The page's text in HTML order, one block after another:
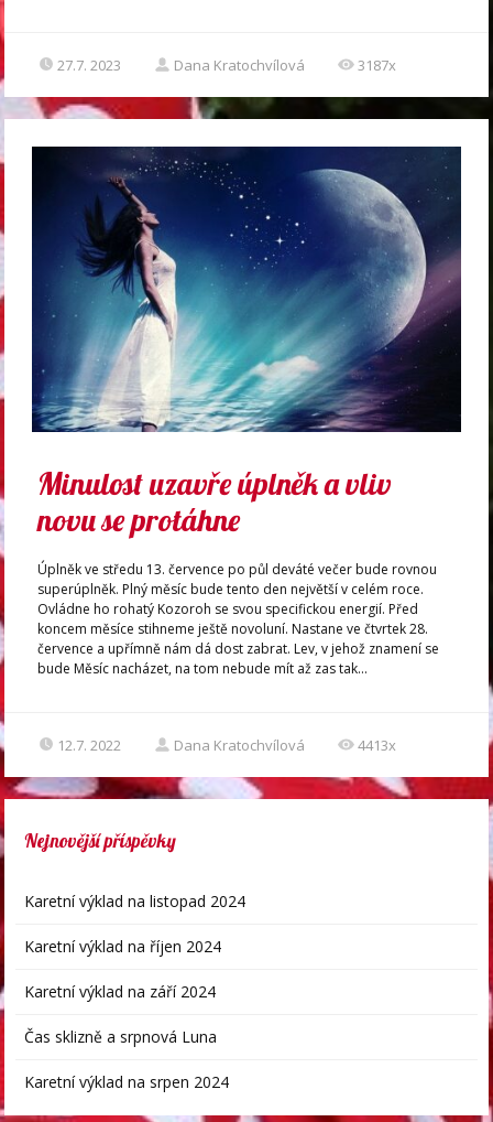
27.7. 2023 Dana Kratochvílová 3187x
Minulost uzavře úplněk a vliv
novu se protáhne
Úplněk ve středu 13. července po půl deváté večer bude rovnou
superúplněk. Plný měsíc bude tento den největší v celém roce.
Ovládne ho rohatý Kozoroh se svou specifickou energií. Před
koncem měsíce stihneme ještě novoluní. Nastane ve čtvrtek 28.
července a upřímně nám dá dost zabrat. Lev, v jehož znamení se
bude Měsíc nacházet, na tom nebude mít až zas tak...
12.7. 2022 Dana Kratochvílová 4413x
Nejnovější příspěvky
Karetní výklad na listopad 2024
Karetní výklad na říjen 2024
Karetní výklad na září 2024
Čas sklizně a srpnová Luna
Karetní výklad na srpen 2024